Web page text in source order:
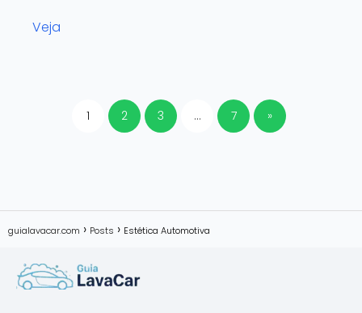
Veja
1 2 3 … 7 »
guialavacar.com Posts Estética Automotiva